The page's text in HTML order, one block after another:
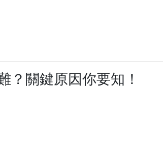
？關鍵原因你要知！